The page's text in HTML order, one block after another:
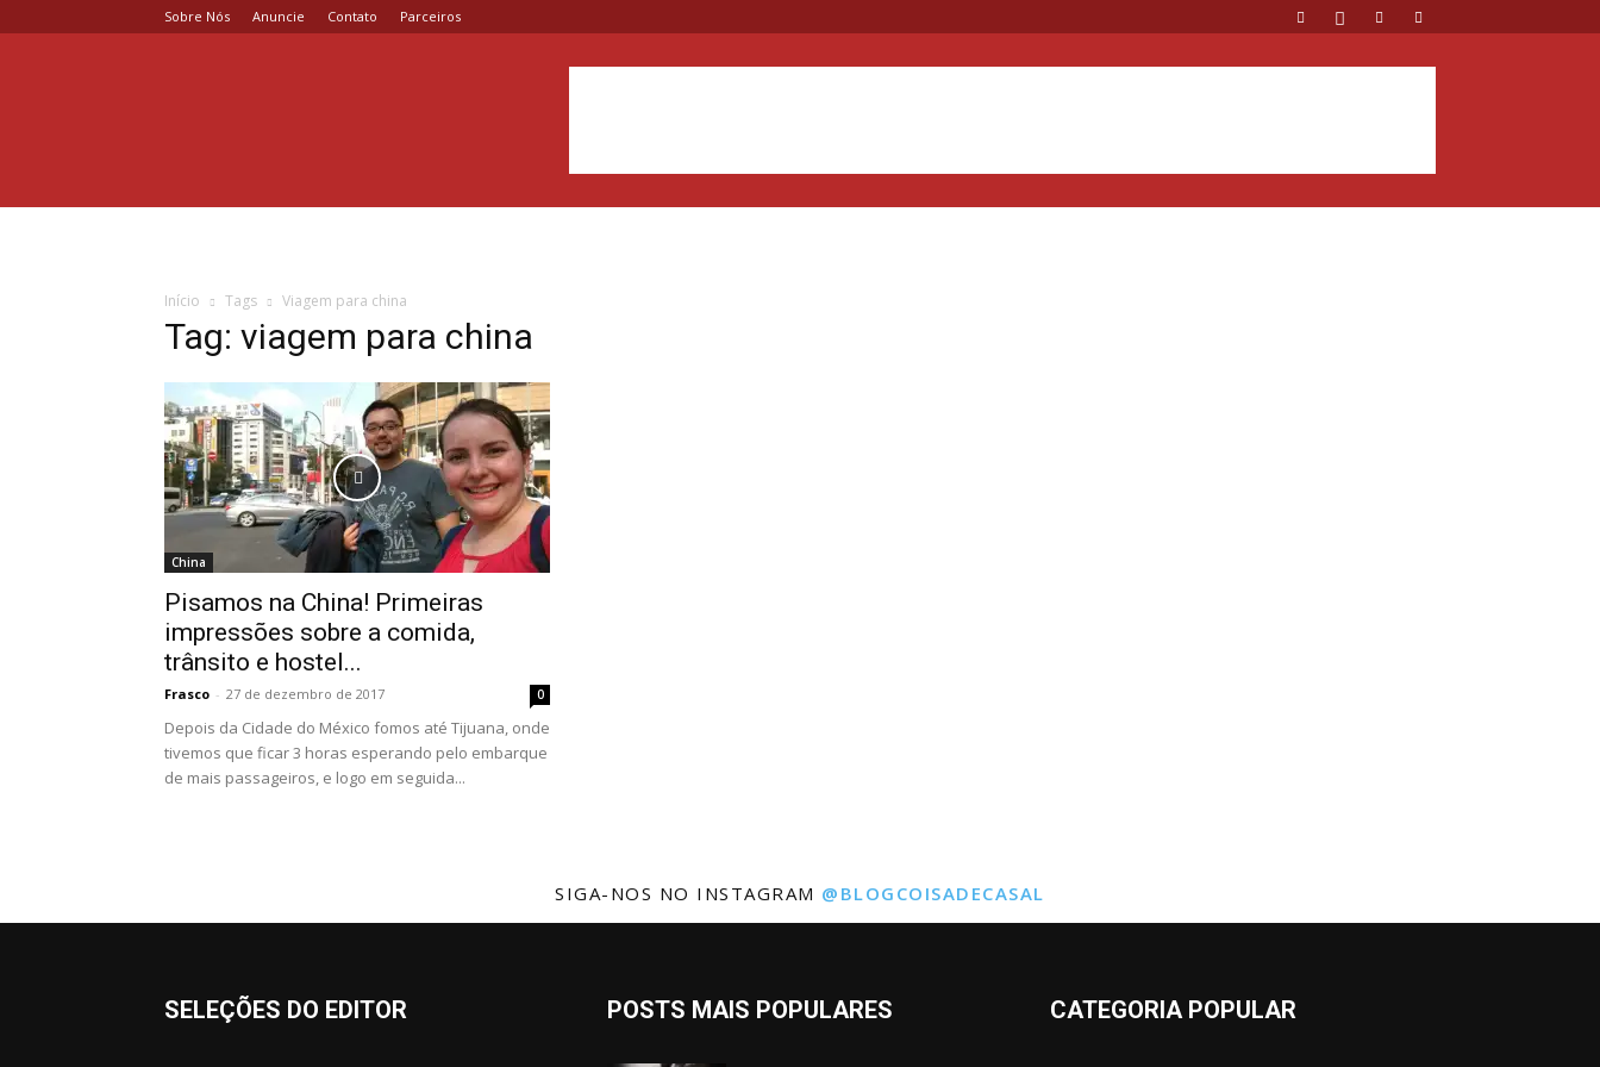
Sobre Nós Anuncie Contato Parceiros
Início Tags Viagem para china
Tag: viagem para china
China
Pisamos na China! Primeiras
impressões sobre a comida,
trânsito e hostel...
Frasco - 27 de dezembro de 2017 0
Depois da Cidade do México fomos até Tijuana, onde
tivemos que ficar 3 horas esperando pelo embarque
de mais passageiros, e logo em seguida...
SIGA-NOS NO INSTAGRAM @BLOGCOISADECASAL
SELEÇÕES DO EDITOR POSTS MAIS POPULARES CATEGORIA POPULAR